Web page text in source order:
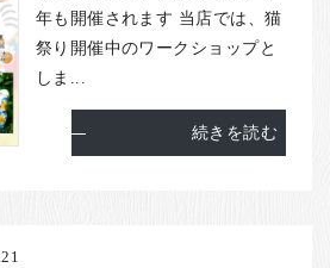
年も開催されます 当店では、猫
祭り開催中のワークショップと
しま...
続きを読む